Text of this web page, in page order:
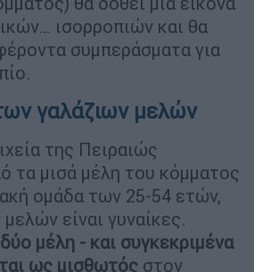
ισορροπιών και θα
συμπεράσματα για
γαλάζιων μελών
της Πειραιώς
τα μισά μέλη του κόμματος
ομάδα των 25-54 ετών,
είναι γυναίκες.
μέλη - και συγκεκριμένα
ως μισθωτός στον